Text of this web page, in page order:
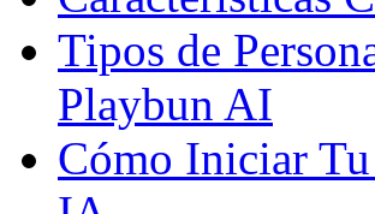
Tipos de
Playbun AI
Cómo Iniciar